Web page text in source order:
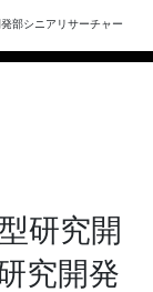
部シニアリサーチャー
研究開
究開発